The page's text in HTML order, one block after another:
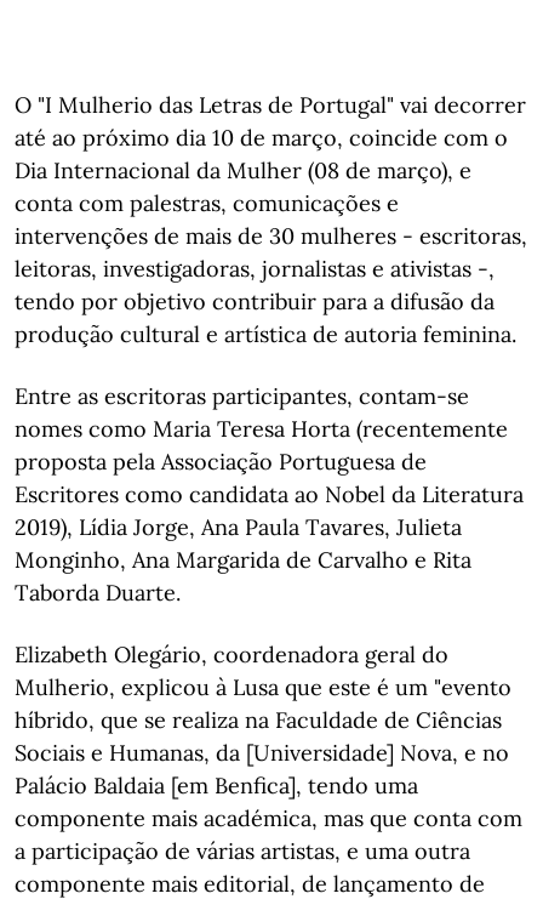
O "I Mulherio das Letras de Portugal" vai decorrer
até ao próximo dia 10 de março, coincide com o
Dia Internacional da Mulher (08 de março), e
conta com palestras, comunicações e
intervenções de mais de 30 mulheres - escritoras,
leitoras, investigadoras, jornalistas e ativistas -,
tendo por objetivo contribuir para a difusão da
produção cultural e artística de autoria feminina.
Entre as escritoras participantes, contam-se
nomes como Maria Teresa Horta (recentemente
proposta pela Associação Portuguesa de
Escritores como candidata ao Nobel da Literatura
2019), Lídia Jorge, Ana Paula Tavares, Julieta
Monginho, Ana Margarida de Carvalho e Rita
Taborda Duarte.
Elizabeth Olegário, coordenadora geral do
Mulherio, explicou à Lusa que este é um "evento
híbrido, que se realiza na Faculdade de Ciências
Sociais e Humanas, da [Universidade] Nova, e no
Palácio Baldaia [em Benfica], tendo uma
componente mais académica, mas que conta com
a participação de várias artistas, e uma outra
componente mais editorial, de lançamento de